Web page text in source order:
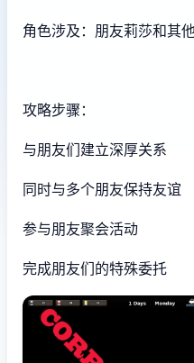
角色涉及：朋友莉莎和其
攻略步骤：
与朋友们建立深厚关系
同时与多个朋友保持友谊
参与朋友聚会活动
完成朋友们的特殊委托